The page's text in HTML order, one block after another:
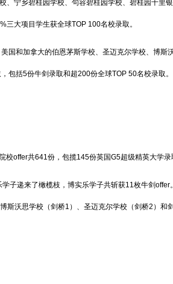
宁乡碧桂园学校、句容碧桂园学校、碧桂园十里
三大项目学生获全球TOP 100名校录取。
和加拿大的伯恩茅斯学校、圣迈克尔学校、博斯
包括5份牛剑录取和超200份全球TOP 50名校录取。
offer共641份，包揽145份英国G5超级精英大学录
子递来了橄榄枝，博实乐学子共斩获11枚牛剑offer
斯沃思学校（剑桥1）、圣迈克尔学校（剑桥2）和